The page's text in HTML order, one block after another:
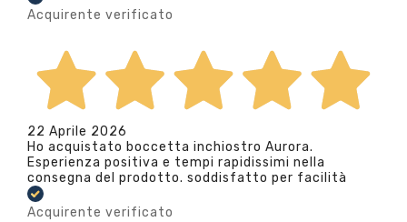
Acquirente verificato
22 Aprile 2026
Ho acquistato boccetta inchiostro Aurora.
Esperienza positiva e tempi rapidissimi nella
consegna del prodotto. soddisfatto per facilità
Acquirente verificato